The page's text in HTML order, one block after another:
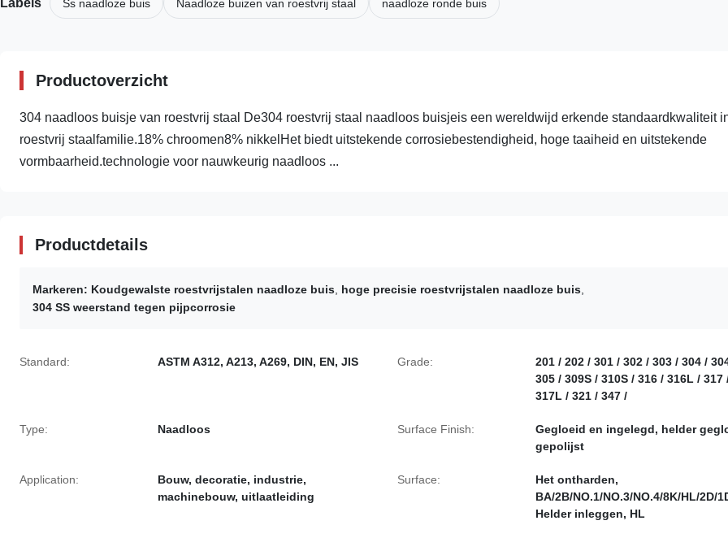
Labels Ss naadloze buis Naadloze buizen van roestvrij staal naadloze ronde buis
Productoverzicht
304 naadloos buisje van roestvrij staal De304 roestvrij staal naadloos buisjeis een wereldwijd erkende standaardkwaliteit
roestvrij staalfamilie.18% chroomen8% nikkelHet biedt uitstekende corrosiebestendigheid, hoge taaiheid en uitstekende
vormbaarheid.technologie voor nauwkeurig naadloos ...
Productdetails
Markeren: Koudgewalste roestvrijstalen naadloze buis hoge precisie roestvrijstalen naadloze buis
304 SS weerstand tegen pijpcorrosie
Standard: ASTM A312, A213, A269, DIN, EN, JIS Grade:
201 / 202 / 301 / 302 / 303 / 304 /
305 / 309S / 310S / 316 / 316L / 317
317L / 321 / 347 /
Type: Naadloos Surface Finish:
Gegloeid en ingelegd, helder
gepolijst
Application:
Bouw, decoratie, industrie,
machinebouw, uitlaatleiding
Surface:
Het ontharden,
BA/2B/NO.1/NO.3/NO.4/8K/HL/2D/
Helder inleggen, HL